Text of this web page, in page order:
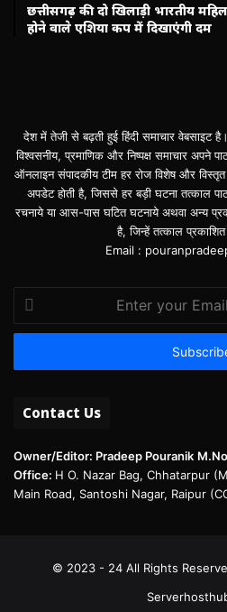
छत्तीसगढ़ की दो खिलाड़ी भारतीय
होने वाले एशिया कप में दिखाएंगी दम
देश में तेजी से बढ़ती हुई हिंदी समाचार वेबसाइट
विश्वसनीय, प्रमाणिक और निष्पक्ष समाचार अपने
ऑनलाइन संपादकीय टीम हर रोज विशेष और
अपडेट होती है, जिससे हर बड़ी घटना तत्काल
रचनाये या आस-पास घटित घटनाये अथवा अन्य
है, जिन्हें तत्काल
Email :
your
Email
Contact Us
Owner/Editor: Pradeep Pouranik
Office: H O. Nazar Bag, Chhatarpur
Main Road, Santoshi Nagar, Raipur
© 2023 - 24 All Rights